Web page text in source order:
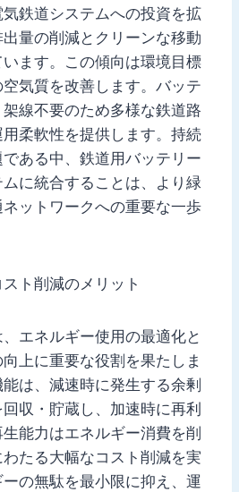
鉄道システムへの投資を拡
量の削減とクリーンな移動
ます。この傾向は環境目標
気質を改善します。バッテ
線不要のため多様な鉄道路
柔軟性を提供します。持続
ある中、鉄道用バッテリー
に統合することは、より緑
ットワークへの重要な一歩
ト削減のメリット
エネルギー使用の最適化と
上に重要な役割を果たしま
は、減速時に発生する余剰
収・貯蔵し、加速時に再利
能力はエネルギー消費を削
たる大幅なコスト削減を実
の無駄を最小限に抑え、運